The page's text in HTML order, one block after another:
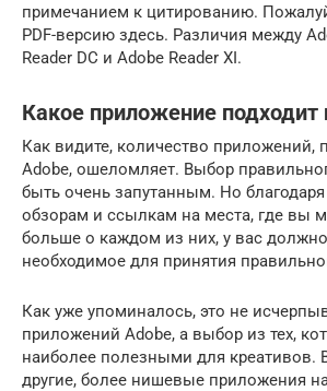
примечанием к цитированию.
PDF-версию здесь. Различия между
Reader DC и Adobe Reader XI.
Какое приложение
Как видите, количество приложений,
Adobe, ошеломляет. Выбор
быть очень запутанным. Но
обзорам и ссылкам на места, где вы
больше о каждом из них, у вас
необходимое для принятия
Как уже упоминалось, это не
приложений Adobe, а выбор из тех,
наиболее полезными для креативов.
другие, более нишевые приложения